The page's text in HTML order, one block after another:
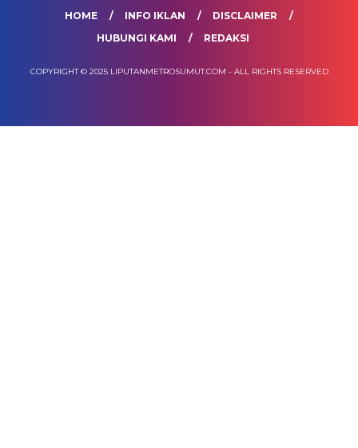
HOME INFO IKLAN
DISCLAIMER
HUBUNGI KAMI
REDAKSI
COPYRIGHT © 2025 LIPUTANMETROSUMUT.COM - ALL RIGHTS RESERVED